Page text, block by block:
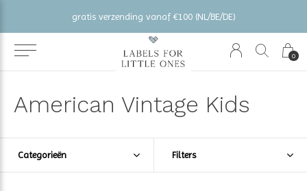
0
gratis verzending vanaf €100 (NL/BE/DE)
American Vintage Kids
Categorieën Filters